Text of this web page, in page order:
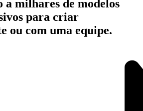
a milhares de modelos
para criar
ou com uma equipe.